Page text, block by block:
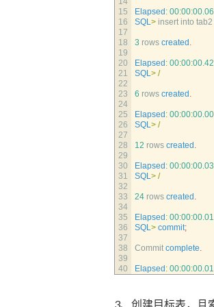
15
16
17
18
19
20
21
22
23
24
25
26
27
28
29
30
31
32
33
34
35
36
37
38
39
40
Elapsed : 00:00:00.06
SQL> insert into tab2
3 rows created .
Elapsed : 00:00:00.42
SQL> /
6 rows created .
Elapsed : 00:00:00.00
SQL> /
12 rows created .
Elapsed : 00:00:00.03
SQL> /
24 rows created .
Elapsed : 00:00:00.01
SQL> commit;
Commit complete.
Elapsed : 00:00:00.01
3、创建目标表，且